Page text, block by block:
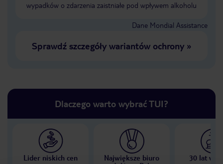
wypadków o zdarzenia zaistniałe pod wpływem alkoholu
Dane Mondial Assistance
Sprawdź szczegóły wariantów ochrony»
Dlaczego warto wybrać TUI?
Lider niskich cen
Największe biuro
30 lat w